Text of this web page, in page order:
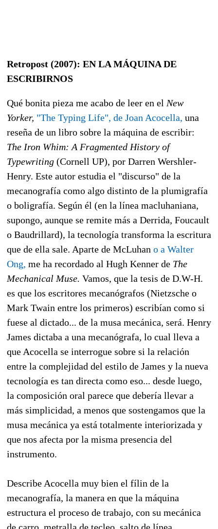
Retropost (2007): EN LA MÁQUINA DE
ESCRIBIRNOS
Qué bonita pieza me acabo de leer en el New
Yorker, "The Typing Life", de Joan Acocella, una
reseña de un libro sobre la máquina de escribir:
The Iron Whim: A Fragmented History of
Typewriting (Cornell UP), por Darren Wershler-
Henry. Este autor estudia el "discurso" de la
mecanografía como algo distinto de la plumigrafía
o boligrafía. Según él (en la línea macluhaniana,
supongo, aunque se remite más a Derrida, Foucault
o Baudrillard), la tecnología transforma la escritura
que de ella sale. Aparte de McLuhan o a Walter
Ong, me ha recordado al Hugh Kenner de The
Mechanical Muse. Vamos, que la tesis de D.W-H.
es que los escritores mecanógrafos (Nietzsche o
Mark Twain entre los primeros) escribían como si
fuese al dictado... de la musa mecánica, será. Henry
James dictaba a una mecanógrafa, lo cual lleva a
que Acocella se interrogue sobre si la relación
entre la complejidad del estilo de James y la nueva
tecnología es tan directa como eso... desde luego,
la composición oral parece que debería llevar a
más simplicidad, a menos que sostengamos que la
musa mecánica ya está totalmente interiorizada y
que nos afecta por la misma presencia del
instrumento.
Describe Acocella muy bien el fílin de la
mecanografía, la manera en que la máquina
estructura el proceso de trabajo, con su mecánica